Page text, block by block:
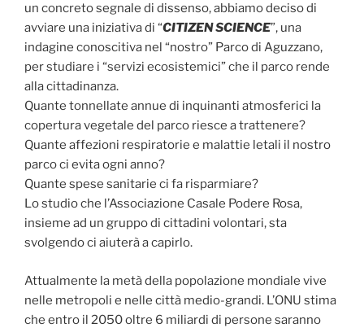
un concreto segnale di dissenso, abbiamo deciso di
avviare una iniziativa di “CITIZEN SCIENCE”, una
indagine conoscitiva nel “nostro” Parco di Aguzzano,
per studiare i “servizi ecosistemici” che il parco rende
alla cittadinanza.
Quante tonnellate annue di inquinanti atmosferici la
copertura vegetale del parco riesce a trattenere?
Quante affezioni respiratorie e malattie letali il nostro
parco ci evita ogni anno?
Quante spese sanitarie ci fa risparmiare?
Lo studio che l’Associazione Casale Podere Rosa,
insieme ad un gruppo di cittadini volontari, sta
svolgendo ci aiuterà a capirlo.
Attualmente la metà della popolazione mondiale vive
nelle metropoli e nelle città medio-grandi. L’ONU stima
che entro il 2050 oltre 6 miliardi di persone saranno